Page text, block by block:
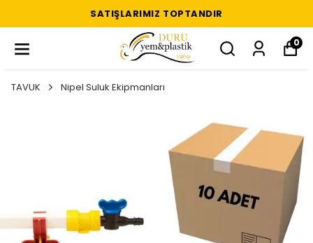
SATIŞLARIMIZ TOPTANDIR
0
TAVUK Nipel Suluk Ekipmanları